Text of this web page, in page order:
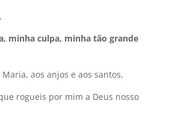
minha culpa, minha tão grande
Maria, aos anjos e aos santos,
rogueis por mim a Deus nosso